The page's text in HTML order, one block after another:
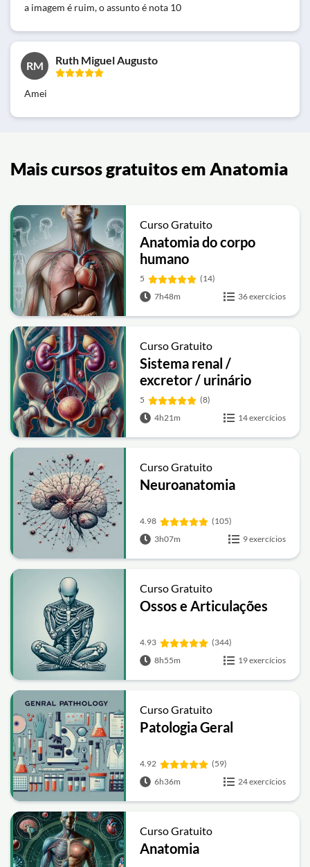
a imagem é ruim, o assunto é nota 10
RM Ruth Miguel Augusto
Amei
Mais cursos gratuitos em Anatomia
Curso Gratuito
Anatomia do corpo
humano
5
(14)
7h48m
36 exercícios
Curso Gratuito
Sistema renal /
excretor / urinário
5
(8)
4h21m
14 exercícios
Curso Gratuito
Neuroanatomia
4.98
(105)
3h07m
9 exercícios
Curso Gratuito
Ossos e Articulações
4.93
(344)
8h55m
19 exercícios
Curso Gratuito
Patologia Geral
4.92
(59)
6h36m
24 exercícios
Curso Gratuito
Anatomia